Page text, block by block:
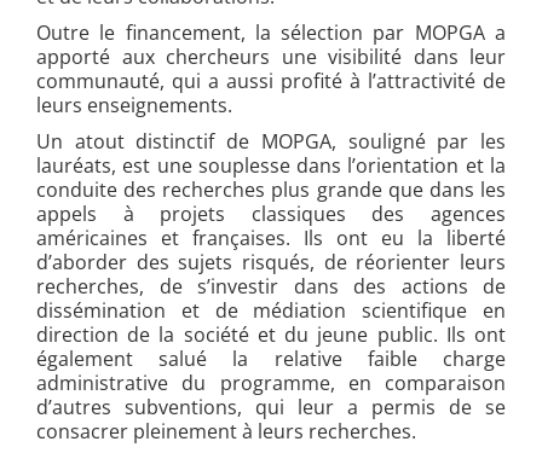
Outre le financement, la sélection par MOPGA a
apporté aux chercheurs une visibilité dans leur
communauté, qui a aussi profité à l’attractivité de
leurs enseignements.
Un atout distinctif de MOPGA, souligné par les
lauréats, est une souplesse dans l’orientation et la
conduite des recherches plus grande que dans les
appels à projets classiques des agences
américaines et françaises. Ils ont eu la liberté
d’aborder des sujets risqués, de réorienter leurs
recherches, de s’investir dans des actions de
dissémination et de médiation scientifique en
direction de la société et du jeune public. Ils ont
également salué la relative faible charge
administrative du programme, en comparaison
d’autres subventions, qui leur a permis de se
consacrer pleinement à leurs recherches.